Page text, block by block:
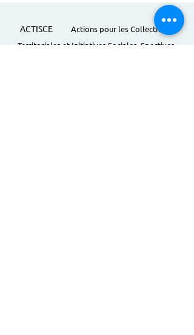
ACTISCE
Actions pour les Collectivités
Territoriales et Initiatives Sociales, Sportives,